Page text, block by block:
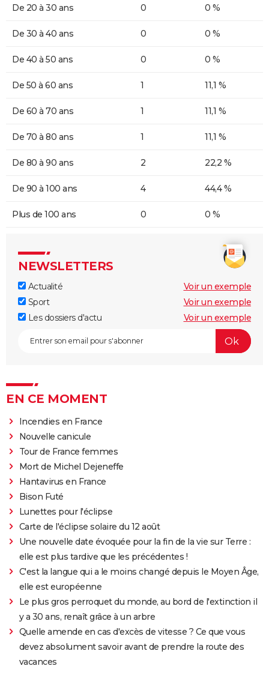
De 20 à 30 ans 0 0 %
De 30 à 40 ans 0 0 %
De 40 à 50 ans 0 0 %
De 50 à 60 ans 1 11,1 %
De 60 à 70 ans 1 11,1 %
De 70 à 80 ans 1 11,1 %
De 80 à 90 ans 2 22,2 %
De 90 à 100 ans 4 44,4 %
Plus de 100 ans 0 0 %
NEWSLETTERS
Actualité
Voir un exemple
Sport
Voir un exemple
Les dossiers d'actu
Voir un exemple
EN CE MOMENT
Incendies en France
Nouvelle canicule
Tour de France femmes
Mort de Michel Dejeneffe
Hantavirus en France
Bison Futé
Lunettes pour l'éclipse
Carte de l'éclipse solaire du 12 août
Une nouvelle date évoquée pour la fin de la vie sur Terre :
elle est plus tardive que les précédentes !
C'est la langue qui a le moins changé depuis le Moyen Âge,
elle est européenne
Le plus gros perroquet du monde, au bord de l'extinction il
y a 30 ans, renaît grâce à un arbre
Quelle amende en cas d'excès de vitesse ? Ce que vous
devez absolument savoir avant de prendre la route des
vacances